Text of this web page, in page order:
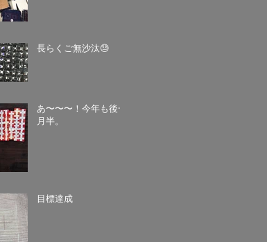
長らくご無沙汰😓
あ〜〜〜！今年も後一
月半。
目標達成